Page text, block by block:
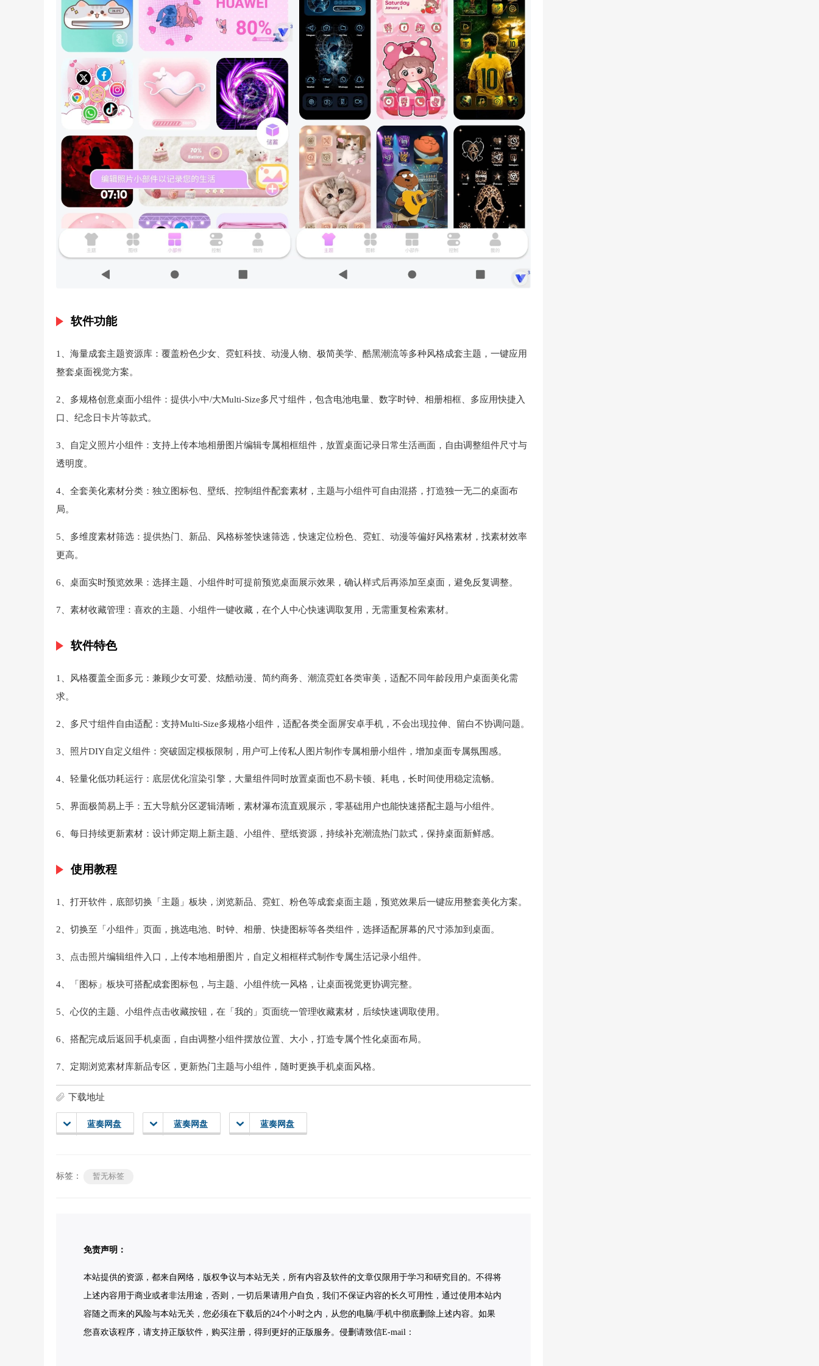
软件功能
1、海量成套主题资源库：覆盖粉色少女、霓虹科技、动漫人物、极简美学、酷黑潮流等多种风格成套主题，一键应用
整套桌面视觉方案。
2、多规格创意桌面小组件：提供小/中/大Multi-Size多尺寸组件，包含电池电量、数字时钟、相册相框、多应用快捷入
口、纪念日卡片等款式。
3、自定义照片小组件：支持上传本地相册图片编辑专属相框组件，放置桌面记录日常生活画面，自由调整组件尺寸与
透明度。
4、全套美化素材分类：独立图标包、壁纸、控制组件配套素材，主题与小组件可自由混搭，打造独一无二的桌面布
局。
5、多维度素材筛选：提供热门、新品、风格标签快速筛选，快速定位粉色、霓虹、动漫等偏好风格素材，找素材效率
更高。
6、桌面实时预览效果：选择主题、小组件时可提前预览桌面展示效果，确认样式后再添加至桌面，避免反复调整。
7、素材收藏管理：喜欢的主题、小组件一键收藏，在个人中心快速调取复用，无需重复检索素材。
软件特色
1、风格覆盖全面多元：兼顾少女可爱、炫酷动漫、简约商务、潮流霓虹各类审美，适配不同年龄段用户桌面美化需
求。
2、多尺寸组件自由适配：支持Multi-Size多规格小组件，适配各类全面屏安卓手机，不会出现拉伸、留白不协调问题。
3、照片DIY自定义组件：突破固定模板限制，用户可上传私人图片制作专属相册小组件，增加桌面专属氛围感。
4、轻量化低功耗运行：底层优化渲染引擎，大量组件同时放置桌面也不易卡顿、耗电，长时间使用稳定流畅。
5、界面极简易上手：五大导航分区逻辑清晰，素材瀑布流直观展示，零基础用户也能快速搭配主题与小组件。
6、每日持续更新素材：设计师定期上新主题、小组件、壁纸资源，持续补充潮流热门款式，保持桌面新鲜感。
使用教程
1、打开软件，底部切换「主题」板块，浏览新品、霓虹、粉色等成套桌面主题，预览效果后一键应用整套美化方案。
2、切换至「小组件」页面，挑选电池、时钟、相册、快捷图标等各类组件，选择适配屏幕的尺寸添加到桌面。
3、点击照片编辑组件入口，上传本地相册图片，自定义相框样式制作专属生活记录小组件。
4、「图标」板块可搭配成套图标包，与主题、小组件统一风格，让桌面视觉更协调完整。
5、心仪的主题、小组件点击收藏按钮，在「我的」页面统一管理收藏素材，后续快速调取使用。
6、搭配完成后返回手机桌面，自由调整小组件摆放位置、大小，打造专属个性化桌面布局。
7、定期浏览素材库新品专区，更新热门主题与小组件，随时更换手机桌面风格。
下载地址
蓝奏网盘 蓝奏网盘 蓝奏网盘
标签： 暂无标签
免责声明：
本站提供的资源，都来自网络，版权争议与本站无关，所有内容及软件的文章仅限用于学习和研究目的。不得将
上述内容用于商业或者非法用途，否则，一切后果请用户自负，我们不保证内容的长久可用性，通过使用本站内
容随之而来的风险与本站无关，您必须在下载后的24个小时之内，从您的电脑/手机中彻底删除上述内容。如果
您喜欢该程序，请支持正版软件，购买注册，得到更好的正版服务。侵删请致信E-mail：